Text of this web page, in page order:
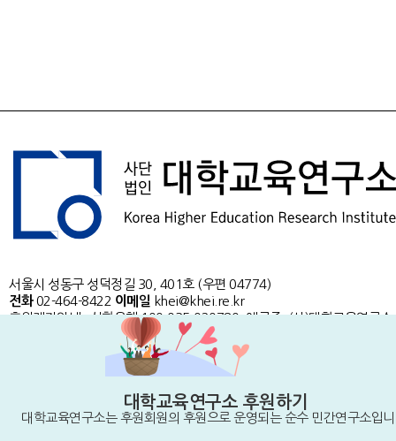
대학교육연구소 후원하기
대학교육연구소는 후원회원의 후원으로 운영되는 순수 민간연구소입
서울시 성동구 성덕정길 30, 401호 (우편 04774)
전화02-464-8422 이메일 khei@khei.re.kr
후원계좌안내 : 신한은행 100-035-020780, 예금주: (사)대학교육연구소
© 대학교육연구소.All Rights Reserved.
공익위반제보 바로가기 이용약관 개인정보 취급방침